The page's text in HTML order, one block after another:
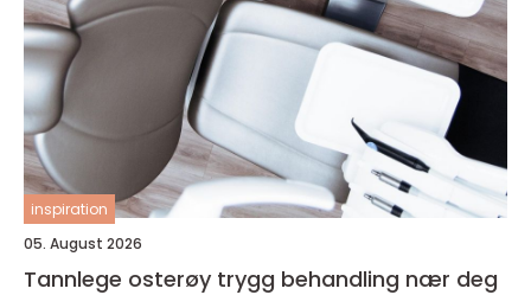
inspiration
05. August 2026
Tannlege osterøy trygg behandling nær deg